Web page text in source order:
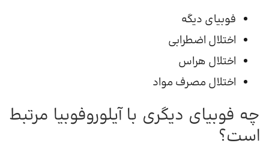
فوبیای دیگه
اختلال اضطرابی
اختلال هراس
اختلال مصرف مواد
چه فوبیای دیگری با آیلوروفوبیا مرتبط
است؟